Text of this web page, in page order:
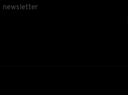
newsletter